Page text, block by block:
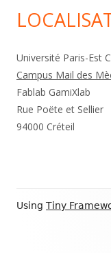
Université Paris-Est
Campus Mail des
Fablab GamiXlab
Rue Poëte et Sellier
94000 Créteil
Footer
Using Tiny